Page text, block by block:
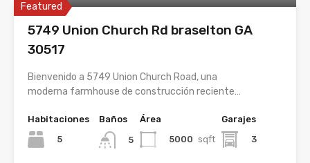
Featured
5749 Union Church Rd braselton GA
30517
Bienvenido a 5749 Union Church Road, una
moderna farmhouse de construcción reciente…
Habitaciones
5
Baños
5
Área
5000 sqft
Garajes
3